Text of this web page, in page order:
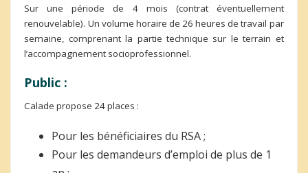
Sur une période de 4 mois (contrat éventuellement
renouvelable). Un volume horaire de 26 heures de travail par
semaine, comprenant la partie technique sur le terrain et
l’accompagnement socioprofessionnel.
Public :
Calade propose 24 places :
Pour les bénéficiaires du RSA ;
Pour les demandeurs d’emploi de plus de 1